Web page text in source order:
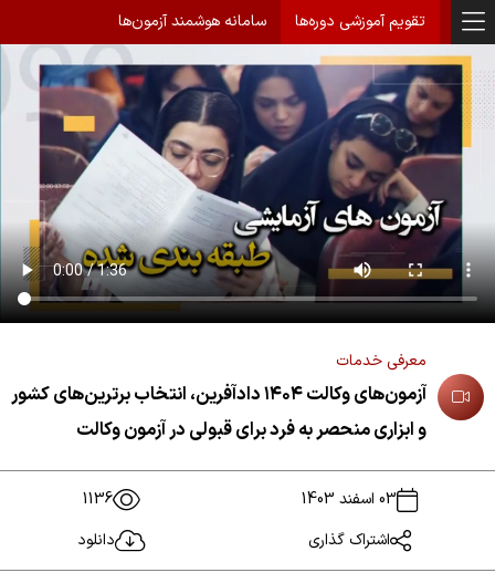
تقویم آموزشی دوره‌ها سامانه هوشمند آزمون‌ها
آزمون‌های وکالت ۱۴۰۴ دادآفرین، انتخاب برترین‌های کشور
و ابزاری منحصر به فرد برای قبولی در آزمون وکالت
معرفی خدمات
03 اسفند 1403
1136
اشتراک گذاری
دانلود